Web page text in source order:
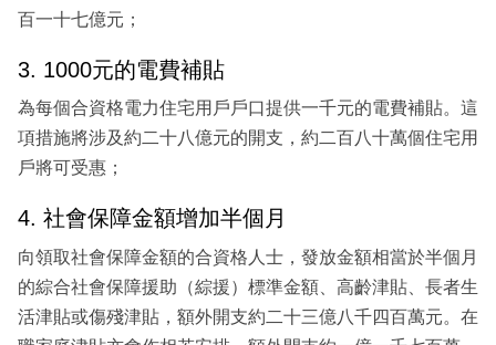
百一十七億元；
3. 1000元的電費補貼
為每個合資格電力住宅用戶戶口提供一千元的電費補貼。這
項措施將涉及約二十八億元的開支，約二百八十萬個住宅用
戶將可受惠；
4. 社會保障金額增加半個月
向領取社會保障金額的合資格人士，發放金額相當於半個月
的綜合社會保障援助（綜援）標準金額、高齡津貼、長者生
活津貼或傷殘津貼，額外開支約二十三億八千四百萬元。在